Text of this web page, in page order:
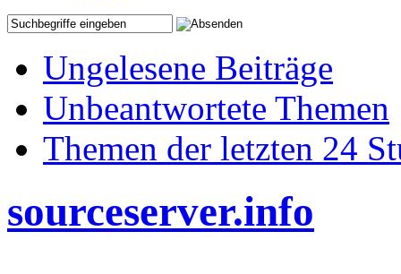
Ungelesene Beiträge
Unbeantwortete Themen
Themen der letzten 24
sourceserver.info